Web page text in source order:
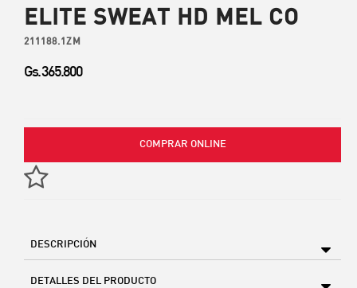
ELITE SWEAT HD MEL CO
211188.1ZM
Gs. 365.800
COMPRAR ONLINE
DESCRIPCIÓN
DETALLES DEL PRODUCTO